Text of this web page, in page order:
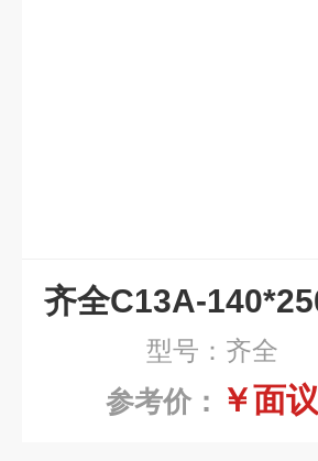
型号：齐全
参考价： ￥面议